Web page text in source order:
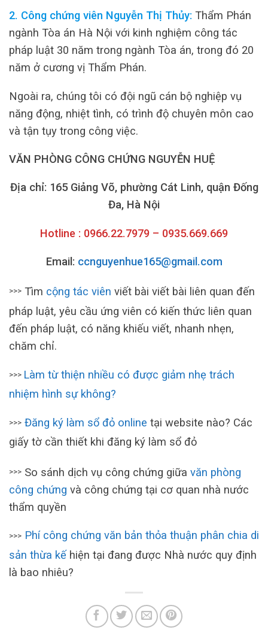
2. Công chứng viên Nguyễn Thị Thủy: Thẩm Phán
ngành Tòa án Hà Nội với kinh nghiệm công tác
pháp luật 30 năm trong ngành Tòa án, trong đó 20
năm ở cương vị Thẩm Phán.
Ngoài ra, chúng tôi có đội ngũ cán bộ nghiệp vụ
năng động, nhiệt tình, có trình độ chuyên môn cao
và tận tụy trong công việc.
VĂN PHÒNG CÔNG CHỨNG NGUYỄN HUỆ
Địa chỉ: 165 Giảng Võ, phường Cát Linh, quận Đống
Đa, Hà Nội
Hotline : 0966.22.7979 – 0935.669.669
Email: ccnguyenhue165@gmail.com
>>> Tìm cộng tác viên viết bài viết bài liên quan đến
pháp luật, yêu cầu ứng viên có kiến thức liên quan
đến pháp luật, có năng khiếu viết, nhanh nhẹn,
chăm chỉ.
>>> Làm từ thiện nhiều có được giảm nhẹ trách
nhiệm hình sự không?
>>> Đăng ký làm sổ đỏ online tại website nào? Các
giấy tờ cần thiết khi đăng ký làm sổ đỏ
>>> So sánh dịch vụ công chứng giữa văn phòng
công chứng và công chứng tại cơ quan nhà nước
thẩm quyền
>>> Phí công chứng văn bản thỏa thuận phân chia di
sản thừa kế hiện tại đang được Nhà nước quy định
là bao nhiêu?